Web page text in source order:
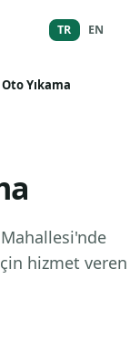
TR EN
Yıkama
Mahallesi'nde
hizmet veren